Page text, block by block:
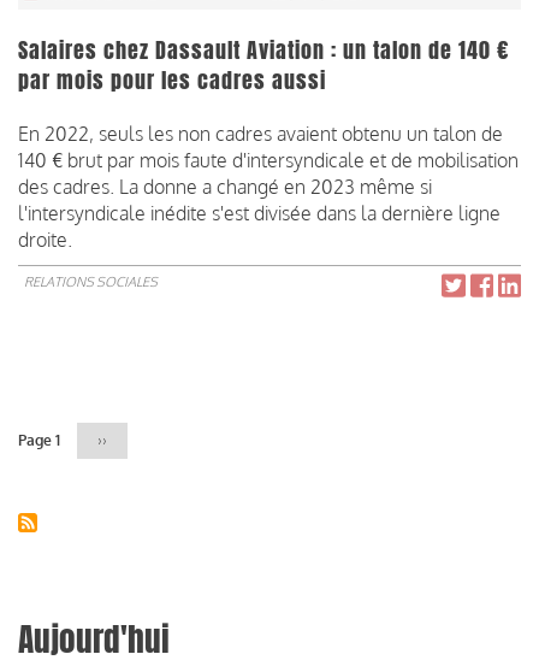
Salaires chez Dassault Aviation : un talon de 140 €
par mois pour les cadres aussi
En 2022, seuls les non cadres avaient obtenu un talon de
140 € brut par mois faute d'intersyndicale et de mobilisation
des cadres. La donne a changé en 2023 même si
l'intersyndicale inédite s'est divisée dans la dernière ligne
droite.
RELATIONS SOCIALES
Page 1
Page
››
Aujourd'hui